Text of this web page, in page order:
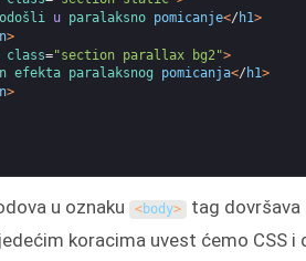
u paralaksno pomicanje</ h1>
>
class="section parallax bg2">
efekta paralaksnog pomicanja</ h1>
>
u oznaku <body> tag dovršava
koracima uvest ćemo CSS